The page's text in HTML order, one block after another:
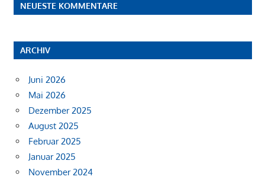
NEUESTE KOMMENTARE
ARCHIV
Juni 2026
Mai 2026
Dezember 2025
August 2025
Februar 2025
Januar 2025
November 2024